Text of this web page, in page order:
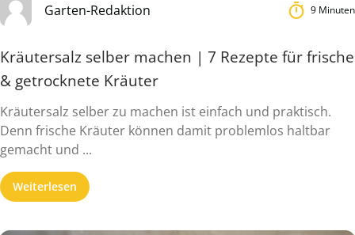
Garten-Redaktion 9 Minuten
Kräutersalz selber machen | 7 Rezepte für frische
& getrocknete Kräuter
Kräutersalz selber zu machen ist einfach und praktisch.
Denn frische Kräuter können damit problemlos haltbar
gemacht und ...
Weiterlesen